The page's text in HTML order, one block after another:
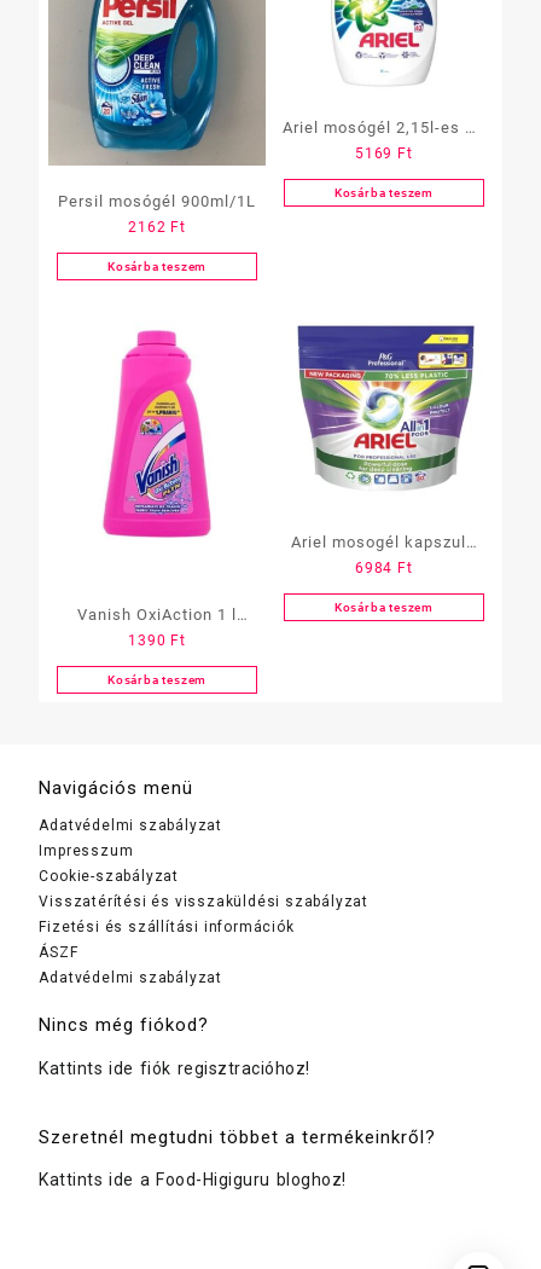
Persil mosógél 900ml/1L
2162 Ft
Kosárba teszem
Ariel mosógél 2,15l-es 40
mosás fehér
5169 Ft
Kosárba teszem
Vanish OxiAction 1 l
folteltávolító szines
1390 Ft
Kosárba teszem
Ariel mosogél kapszula
All in One, 60 db-os,
color
6984 Ft
Kosárba teszem
Navigációs menü
Adatvédelmi szabályzat
Impresszum
Cookie-szabályzat
Visszatérítési és visszaküldési szabályzat
Fizetési és szállítási információk
ÁSZF
Adatvédelmi szabályzat
Nincs még fiókod?
Kattints ide fiók regisztracióhoz!
Szeretnél megtudni többet a termékeinkről?
Kattints ide a Food-Higiguru bloghoz!